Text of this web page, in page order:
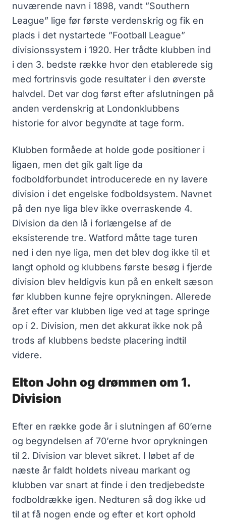
nuværende navn i 1898, vandt ”Southern
League” lige før første verdenskrig og fik en
plads i det nystartede ”Football League”
divisionssystem i 1920. Her trådte klubben ind
i den 3. bedste række hvor den etablerede sig
med fortrinsvis gode resultater i den øverste
halvdel. Det var dog først efter afslutningen på
anden verdenskrig at Londonklubbens
historie for alvor begyndte at tage form.
Klubben formåede at holde gode positioner i
ligaen, men det gik galt lige da
fodboldforbundet introducerede en ny lavere
division i det engelske fodboldsystem. Navnet
på den nye liga blev ikke overraskende 4.
Division da den lå i forlængelse af de
eksisterende tre. Watford måtte tage turen
ned i den nye liga, men det blev dog ikke til et
langt ophold og klubbens første besøg i fjerde
division blev heldigvis kun på en enkelt sæson
før klubben kunne fejre oprykningen. Allerede
året efter var klubben lige ved at tage springe
op i 2. Division, men det akkurat ikke nok på
trods af klubbens bedste placering indtil
videre.
Elton John og drømmen om 1.
Division
Efter en række gode år i slutningen af 60’erne
og begyndelsen af 70’erne hvor oprykningen
til 2. Division var blevet sikret. I løbet af de
næste år faldt holdets niveau markant og
klubben var snart at finde i den tredjebedste
fodboldrække igen. Nedturen så dog ikke ud
til at få nogen ende og efter et kort ophold